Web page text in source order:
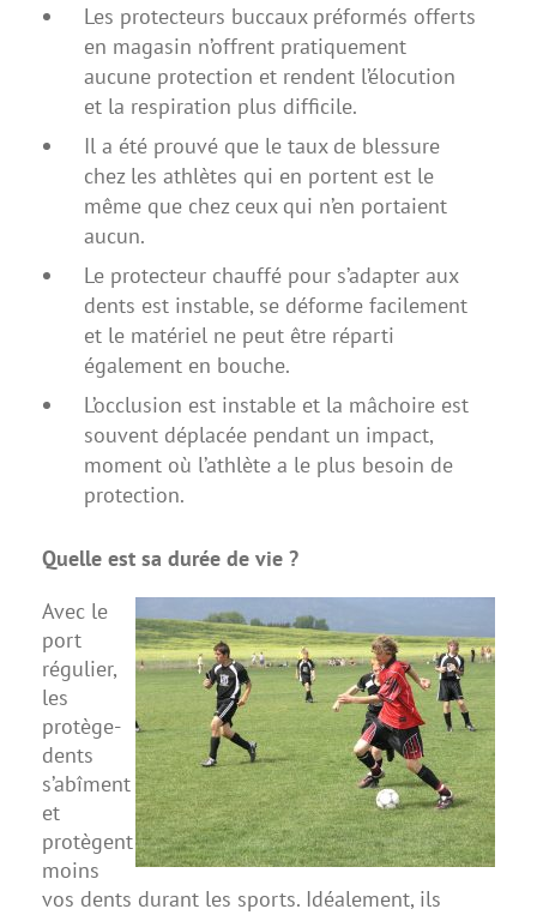
Les protecteurs buccaux préformés offerts
en magasin n’offrent pratiquement
aucune protection et rendent l’élocution
et la respiration plus difficile.
Il a été prouvé que le taux de blessure
chez les athlètes qui en portent est le
même que chez ceux qui n’en portaient
aucun.
Le protecteur chauffé pour s’adapter aux
dents est instable, se déforme facilement
et le matériel ne peut être réparti
également en bouche.
L’occlusion est instable et la mâchoire est
souvent déplacée pendant un impact,
moment où l’athlète a le plus besoin de
protection.
Quelle est sa durée de vie ?
Avec le
port
régulier,
les
protège-
dents
s’abîment
et
protègent
moins
vos dents durant les sports. Idéalement, ils